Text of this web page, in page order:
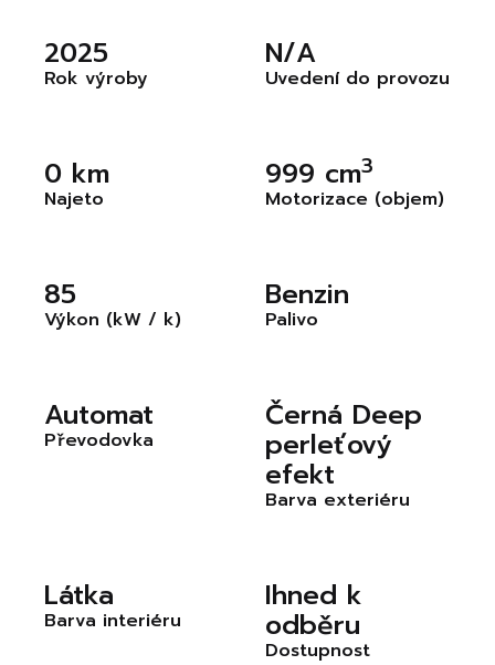
2025
Rok výroby
N/A
Uvedení do provozu
0 km
Najeto
999 cm3
Motorizace (objem)
85
Výkon (kW / k)
Benzin
Palivo
Automat
Převodovka
Černá Deep
perleťový
efekt
Barva exteriéru
Látka
Barva interiéru
Ihned k
odběru
Dostupnost